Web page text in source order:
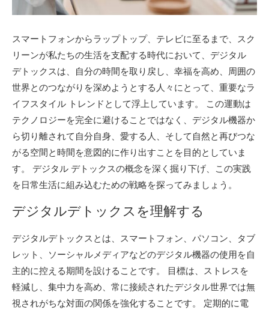
スマートフォンからラップトップ、テレビに至るまで、スク
リーンが私たちの生活を支配する時代において、デジタル
デトックスは、自分の時間を取り戻し、幸福を高め、周囲の
世界とのつながりを深めようとする人々にとって、重要なラ
イフスタイル トレンドとして浮上しています。 この運動は
テクノロジーを完全に避けることではなく、デジタル機器か
ら切り離されて自分自身、愛する人、そして自然と再びつな
がる空間と時間を意図的に作り出すことを目的としていま
す。 デジタル デトックスの概念を深く掘り下げ、この実践
を日常生活に組み込むための戦略を探ってみましょう。
デジタルデトックスを理解する
デジタルデトックスとは、スマートフォン、パソコン、タブ
レット、ソーシャルメディアなどのデジタル機器の使用を自
主的に控える期間を設けることです。 目標は、ストレスを
軽減し、集中力を高め、常に接続されたデジタル世界では無
視されがちな対面の関係を強化することです。 定期的に電